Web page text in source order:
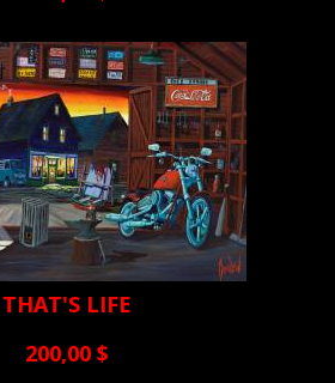
THAT'S LIFE
200,00 $